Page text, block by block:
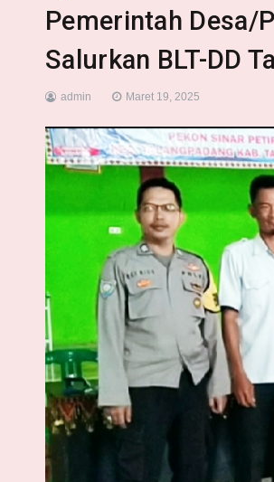
Pemerintah Desa/
Salurkan BLT-DD
admin Maret 19, 2025